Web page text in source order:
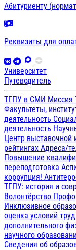
Абитуриенту
Реквизиты для
Университет
Путеводитель
ТГПУ в СМИ Миссия
Факультеты,
деятельность
деятельность
Центр выставочной
рейтингах Адреса/
Повышение
переподготовка
коррупция!
ТГПУ: история и
Волонтёрство
Инклюзивное
оценка условий
дополнительного
научного
Сведения об